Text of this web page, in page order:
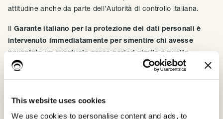
This website uses cookies
We use cookies to personalise content and ads, to
attitudine anche da parte dell’Autorità di controllo italiana.
Il Garante italiano per la protezione dei dati personali è
intervenuto immediatamente per smentire chi avesse
paventato un eventuale grace period simile a quello
francese.
In una nota dell’aprile 2018 a commento di un
“è necessario precisare che non è vero che il Garante per la